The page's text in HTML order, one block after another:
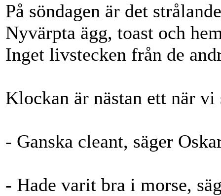
På söndagen är det
Nyvärpta ägg, toast och
Inget livstecken från de
Klockan är nästan ett när
- Ganska cleant, säger
- Hade varit bra i morse,